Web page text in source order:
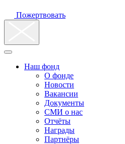
Пожертвовать
Наш фонд
О фонде
Новости
Вакансии
Документы
СМИ о нас
Отчёты
Награды
Партнёры